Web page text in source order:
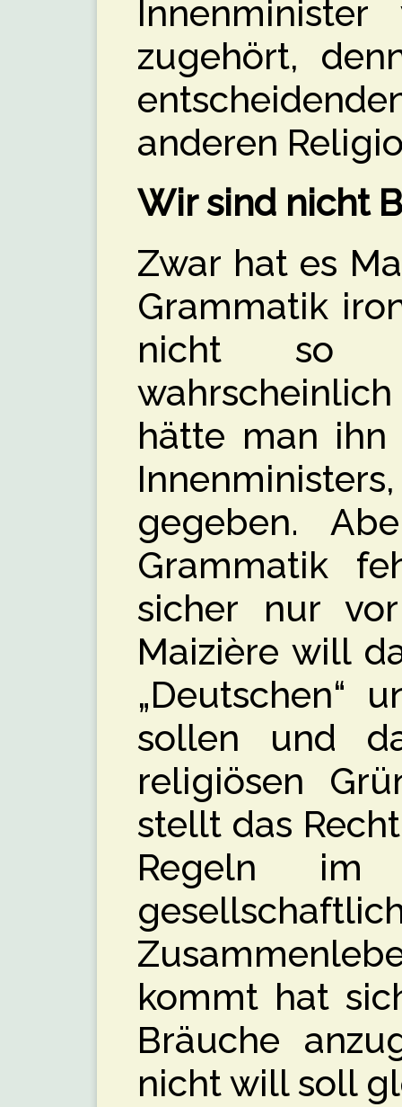
zugehört,
anderen
Wir sind nicht
Zwar hat es
Grammatik
nicht so
hätte man
gegeben.
Grammatik
sicher nur
Maizière will
„Deutschen“
sollen und
religiösen
stellt das
Regeln im
kommt hat
Bräuche
nicht will soll